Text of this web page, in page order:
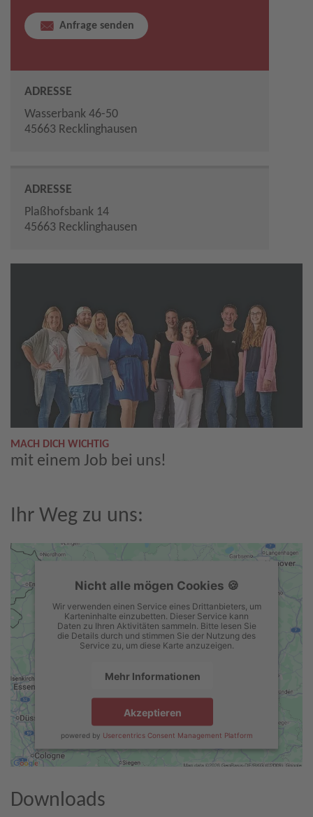
Anfrage senden
ADRESSE
Wasserbank 46-50
45663 Recklinghausen
ADRESSE
Plaßhofsbank 14
45663 Recklinghausen
MACH DICH WICHTIG
mit einem Job bei uns!
Ihr Weg zu uns:
Nicht alle mögen Cookies 🍪
Wir verwenden einen Service eines Drittanbieters, um
Karteninhalte einzubetten. Dieser Service kann
Daten zu Ihren Aktivitäten sammeln. Bitte lesen Sie
die Details durch und stimmen Sie der Nutzung des
Service zu, um diese Karte anzuzeigen.
Mehr Informationen
Akzeptieren
powered by Usercentrics Consent Management Platform
Downloads